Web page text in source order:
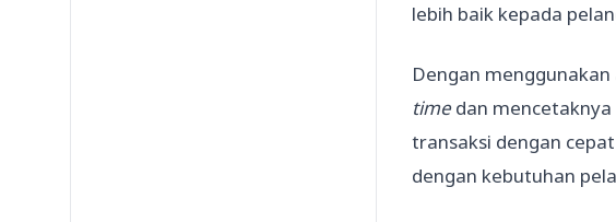
lebih baik kepada
Dengan menggunakan
timedan mencetaknya
transaksi dengan
dengan kebutuhan